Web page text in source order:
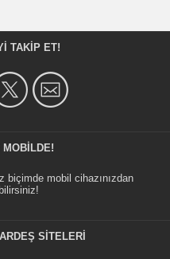
TAKIP ET!
MOBILDE!
biçimde mobil cihazınızdan
SİTELERİ